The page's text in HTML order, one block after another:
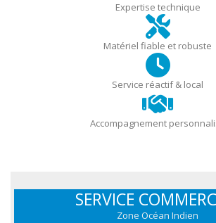
Expertise technique
Matériel fiable et robuste
Service réactif & local
Accompagnement
SERVICE
Zone Océan Indien